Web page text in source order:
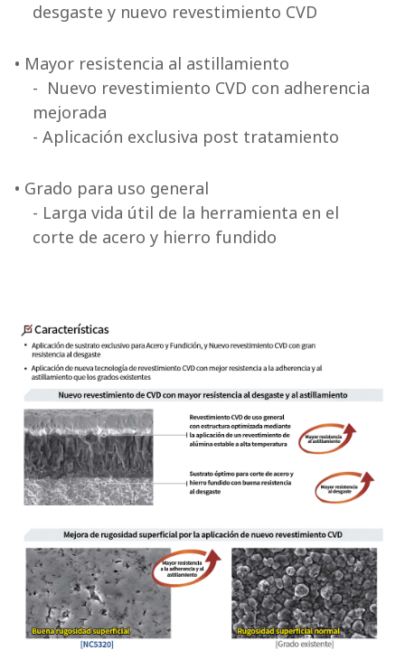
desgaste y nuevo revestimiento CVD
• Mayor resistencia al astillamiento
- Nuevo revestimiento CVD con adherencia
mejorada
- Aplicación exclusiva post tratamiento
• Grado para uso general
- Larga vida útil de la herramienta en el
corte de acero y hierro fundido